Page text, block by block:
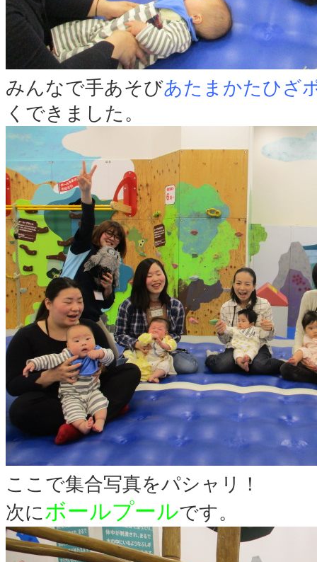
みんなで手あそびあたまかたひざ
くできました。
ここで集合写真をパシャリ！
次にボールプールです。